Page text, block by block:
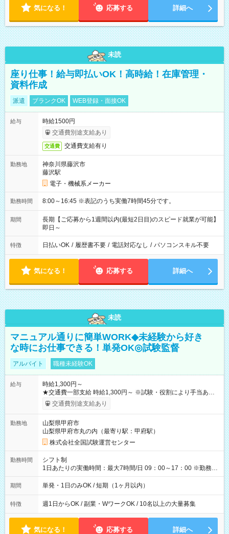
気になる！ 応募する 詳細へ
未読
座り仕事！給与即払いOK！高時給！在庫管理・
資料作成
派遣 ブランクOK WEB登録・面接OK
給与
時給1500円
交通費別途支給あり
交通費 交通費支給有り
勤務地
神奈川県藤沢市
藤沢駅
電子・機械系メーカー
勤務時間 8:00～16:45 ※表記のうち実働7時間45分です。
期間
長期【ご応募から1週間以内(最短2日目)のスピード就業が可能】
即日～
特徴 日払いOK / 履歴書不要 / 電話対応なし / パソコンスキル不要
気になる！ 応募する 詳細へ
未読
マニュアル通りに簡単WORK◆未経験から好き
な時にお仕事できる！単発OK◎試験監督
アルバイト 職種未経験OK
給与
時給1,300円～
★交通費一部支給 時給1,300円～ ※試験・役割により手当あり
※勤務回数により昇給あり 【即給（前払い）オプションあ
り！】 希望される場合、勤務から1週間ほどで給与の一部を受け
例】 ・河合塾模擬試験 8:30～17:30（休憩1時間） 時給1,300円
×8時間＝日収10,400円＋交通費 ※当日の役割により時給＋100
円の場合あり ・国家試験 7:00～13:30（休憩なし） 時給1,300
円（役割手当＋100円）×6時間＝日収8,400円＋交通費 【試用期
間】試用期間なし
交通費別途支給あり
勤務地
山梨県甲府市
山梨県甲府市丸の内（最寄り駅：甲府駅）
株式会社全国試験運営センター
勤務時間
シフト制
1日あたりの実働時間：最大7時間/日 09：00～17：00 ※勤務時
間は 試験により異なります。
期間 単発・1日のみOK / 短期（1ヶ月以内）
特徴 週1日からOK / 副業・WワークOK / 10名以上の大量募集
気になる！ 応募する 詳細へ